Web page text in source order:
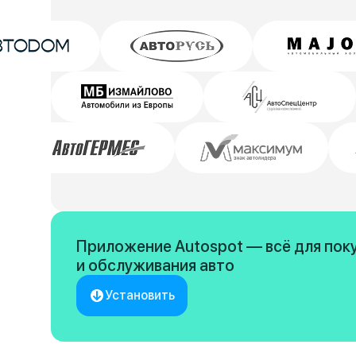
Приложение Autospot — всё для
и обслуживания авто
Установить